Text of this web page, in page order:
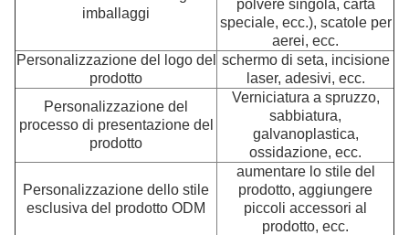
imballaggi
polvere singola, carta
speciale, ecc.), scatole per
aerei, ecc.
Personalizzazione del logo del
prodotto
schermo di seta, incisione
laser, adesivi, ecc.
Personalizzazione del
processo di presentazione del
prodotto
Verniciatura a spruzzo,
sabbiatura,
galvanoplastica,
ossidazione, ecc.
Personalizzazione dello stile
esclusiva del prodotto ODM
aumentare lo stile del
prodotto, aggiungere
piccoli accessori al
prodotto, ecc.